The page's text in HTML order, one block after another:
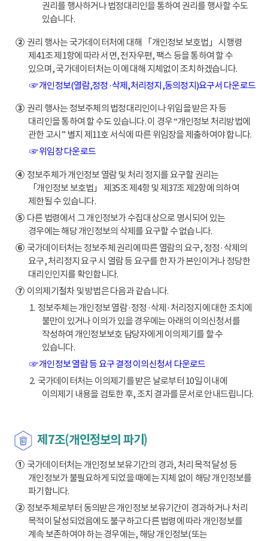
권리를 행사하거나 법정대리인을 통하여 권리를 행사할 수도
있습니다.
②권리 행사는 국가데이터처에 대해 「개인정보 보호법」 시행령
제41조 제1항에 따라 서면, 전자우편, 팩스 등을 통하여 할 수
있으며, 국가데이터처는 이에 대해 지체없이 조치하겠습니다.
☞ 개인정보(열람,정정·삭제,처리정지,동의정지)요구서 다운로드
③권리 행사는 정보주체의 법정대리인이나 위임을 받은 자 등
대리인을 통하여 할 수도 있습니다. 이 경우 “개인정보 처리방법에
관한 고시” 별지 제11호 서식에 따른 위임장을 제출하여야 합니다.
☞ 위임장 다운로드
④정보주체가 개인정보 열람 및 처리 정지를 요구할 권리는
「개인정보 보호법」 제35조 제4항 및 제37조 제2항에 의하여
제한될 수 있습니다.
⑤다른 법령에서 그 개인정보가 수집대상으로 명시되어 있는
경우에는 해당 개인정보의 삭제를 요구할 수 없습니다.
⑥국가데이터처는 정보주체 권리에 따른 열람의 요구, 정정·삭제의
요구, 처리정지 요구 시 열람 등 요구를 한 자가 본인이거나 정당한
대리인인지를 확인합니다.
⑦이의제기절차 및 방법은 다음과 같습니다.
1. 정보주체는 개인정보 열람·정정·삭제·처리정지에 대한 조치에
불만이 있거나 이의가 있을 경우에는 아래의 이의신청서를
작성하여 개인정보보호 담당자에게 이의제기를 할 수
있습니다.
☞ 개인정보 열람 등 요구 결정 이의신청서 다운로드
2. 국가데이터처는 이의제기를 받은 날로부터 10일 이내에
이의제기 내용을 검토한 후, 조치 결과를 문서로 안내드립니다.
제7조(개인정보의 파기)
①국가데이터처는 개인정보 보유기간의 경과, 처리 목적 달성 등
개인정보가 불필요하게 되었을 때에는 지체 없이 해당 개인정보를
파기합니다.
②정보주체로부터 동의받은 개인정보 보유기간이 경과하거나 처리
목적이 달성되었음에도 불구하고 다른 법령에 따라 개인정보를
계속 보존하여야 하는 경우에는, 해당 개인정보(또는